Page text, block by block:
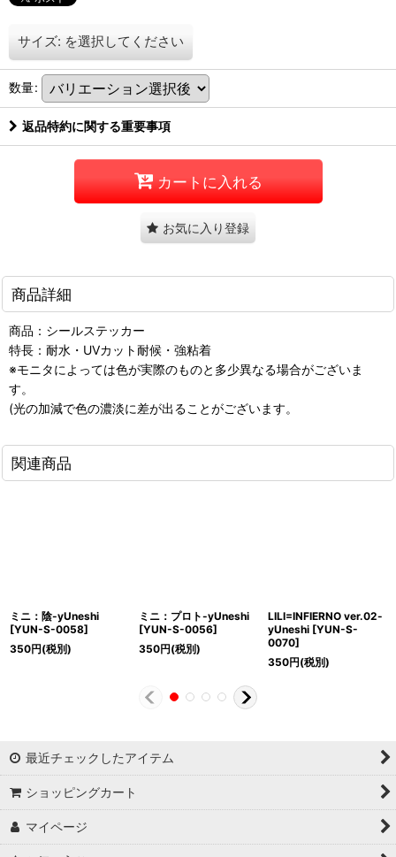
サイズ: を選択してください
数量:
返品特約に関する重要事項
カートに入れる
お気に入り登録
商品詳細
商品：シールステッカー
特長：耐水・UVカット耐候・強粘着
※モニタによっては色が実際のものと多少異なる場合がございま
す。
(光の加減で色の濃淡に差が出ることがございます。
関連商品
ミニ：陰-yUneshi
[YUN-S-0058]
350円(税別)
ミニ：プロト-yUneshi
[YUN-S-0056]
350円(税別)
LILI=INFIERNO ver.02-
yUneshi [YUN-S-
0070]
350円(税別)
最近チェックしたアイテム
ショッピングカート
マイページ